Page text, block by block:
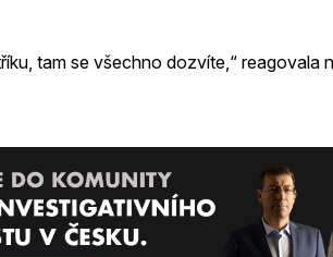
tam se všechno dozvíte,“ reagovala